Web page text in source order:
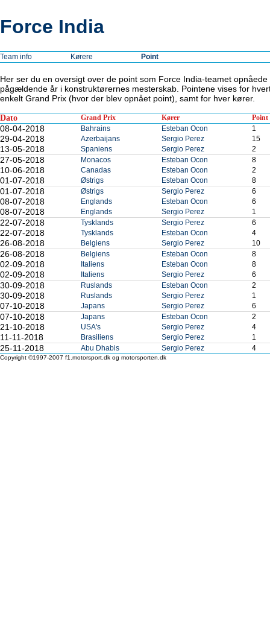
Force India
Team info Kørere Point
Her ser du en oversigt over de point som Force India-teamet opnåede
pågældende år i konstruktørernes mesterskab. Pointene vises for
enkelt Grand Prix (hvor der blev opnået point), samt for hver kører.
Dato Grand Prix Kører Point
08-04-2018 Bahrains Esteban Ocon 1
29-04-2018 Azerbaijans Sergio Perez 15
13-05-2018 Spaniens Sergio Perez 2
27-05-2018 Monacos Esteban Ocon 8
10-06-2018 Canadas Esteban Ocon 2
01-07-2018 Østrigs Esteban Ocon 8
01-07-2018 Østrigs Sergio Perez 6
08-07-2018 Englands Esteban Ocon 6
08-07-2018 Englands Sergio Perez 1
22-07-2018 Tysklands Sergio Perez 6
22-07-2018 Tysklands Esteban Ocon 4
26-08-2018 Belgiens Sergio Perez 10
26-08-2018 Belgiens Esteban Ocon 8
02-09-2018 Italiens Esteban Ocon 8
02-09-2018 Italiens Sergio Perez 6
30-09-2018 Ruslands Esteban Ocon 2
30-09-2018 Ruslands Sergio Perez 1
07-10-2018 Japans Sergio Perez 6
07-10-2018 Japans Esteban Ocon 2
21-10-2018 USA's Sergio Perez 4
11-11-2018 Brasiliens Sergio Perez 1
25-11-2018 Abu Dhabis Sergio Perez 4
Copyright ©1997-2007 f1.motorsport.dk og motorsporten.dk